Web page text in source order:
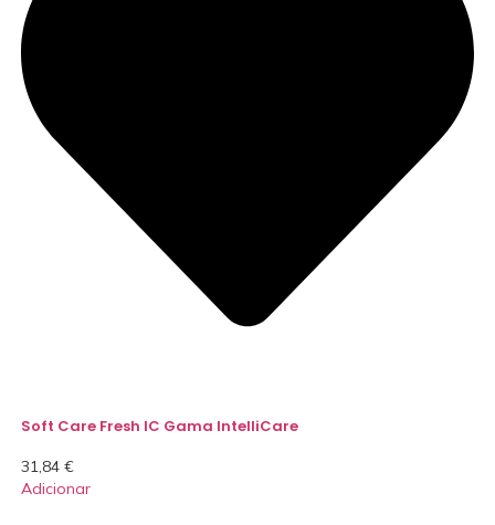
Soft Care Fresh IC Gama IntelliCare
31,84 €
Adicionar